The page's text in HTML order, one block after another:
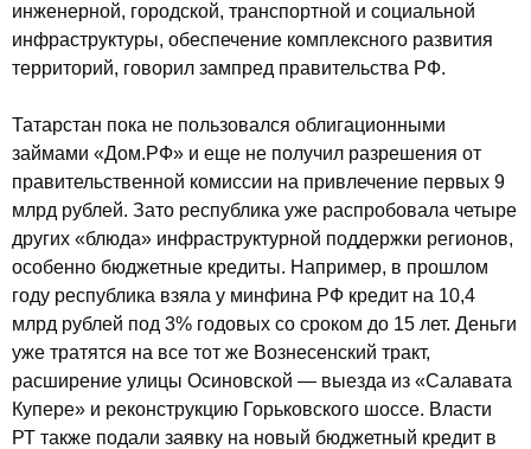
инженерной, городской, транспортной и социальной
инфраструктуры, обеспечение комплексного развития
территорий, говорил зампред правительства РФ.
Татарстан пока не пользовался облигационными
займами «Дом.РФ» и еще не получил разрешения от
правительственной комиссии на привлечение первых 9
млрд рублей. Зато республика уже распробовала четыре
других «блюда» инфраструктурной поддержки регионов,
особенно бюджетные кредиты. Например, в прошлом
году республика взяла у минфина РФ кредит на 10,4
млрд рублей под 3% годовых со сроком до 15 лет. Деньги
уже тратятся на все тот же Вознесенский тракт,
расширение улицы Осиновской — выезда из «Салавата
Купере» и реконструкцию Горьковского шоссе. Власти
РТ также подали заявку на новый бюджетный кредит в